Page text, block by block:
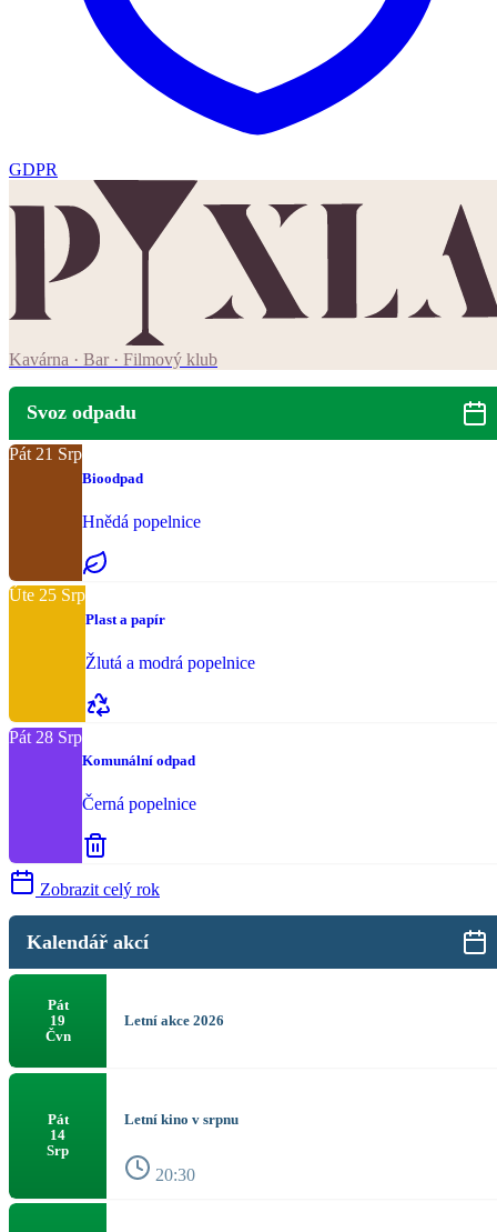
GDPR
Kavárna · Bar · Filmový klub
Svoz odpadu
Pát 21 Srp
Bioodpad
Hnědá popelnice
Úte 25 Srp
Plast a papír
Žlutá a modrá popelnice
Pát 28 Srp
Komunální odpad
Černá popelnice
Zobrazit celý rok
Kalendář akcí
Pát
19
Čvn
Letní akce 2026
Pát
14
Srp
Letní kino v srpnu
20:30